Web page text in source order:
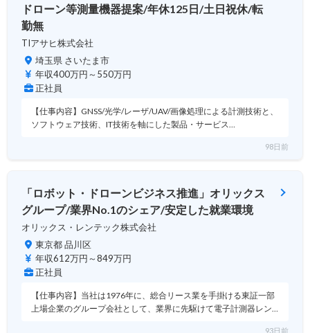
ドローン等測量機器提案/年休125日/土日祝休/転
勤無
TIアサヒ株式会社
埼玉県 さいたま市
年収400万円～550万円
正社員
【仕事内容】GNSS/光学/レーザ/UAV/画像処理による計測技術と、
ソフトウェア技術、IT技術を軸にした製品・サービス…
98日前
「ロボット・ドローンビジネス推進」オリックス
グループ/業界No.1のシェア/安定した就業環境
オリックス・レンテック株式会社
東京都 品川区
年収612万円～849万円
正社員
【仕事内容】当社は1976年に、総合リース業を手掛ける東証一部
上場企業のグループ会社として、業界に先駆けて電子計測器レン…
93日前